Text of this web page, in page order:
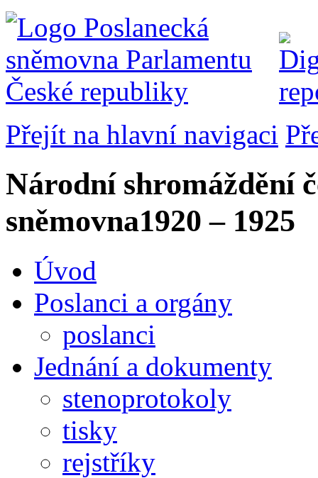
Přejít na hlavní navigaci
Národní shromáždění
sněmovna1920 – 1925
Úvod
Poslanci a orgány
poslanci
Jednání a dokumenty
stenoprotokoly
tisky
rejstříky